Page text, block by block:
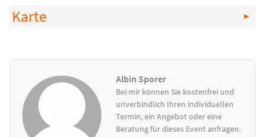
Karte
Albin Sporer
Bei mir können Sie kostenfrei und
unverbindlich Ihren individuellen
Termin, ein Angebot oder eine
Beratung für dieses Event anfragen.